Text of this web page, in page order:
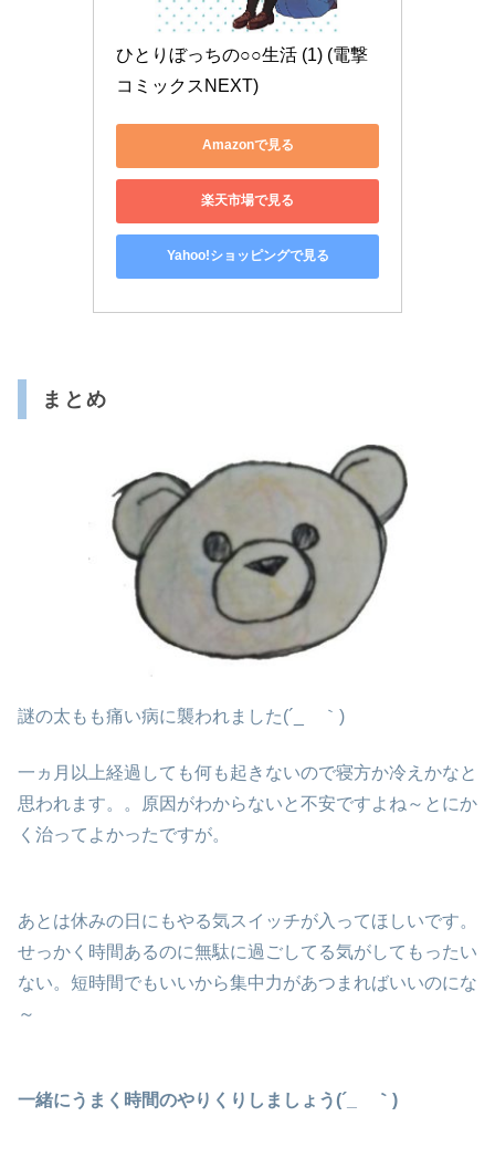
ひとりぼっちの○○生活 (1) (電撃
コミックスNEXT)
Amazonで見る
楽天市場で見る
Yahoo!ショッピングで見る
まとめ
謎の太もも痛い病に襲われました(´_ゝ｀)
一ヵ月以上経過しても何も起きないので寝方か冷えかなと
思われます。。原因がわからないと不安ですよね～とにか
く治ってよかったですが。
あとは休みの日にもやる気スイッチが入ってほしいです。
せっかく時間あるのに無駄に過ごしてる気がしてもったい
ない。短時間でもいいから集中力があつまればいいのにな
～
一緒にうまく時間のやりくりしましょう(´_ゝ｀)